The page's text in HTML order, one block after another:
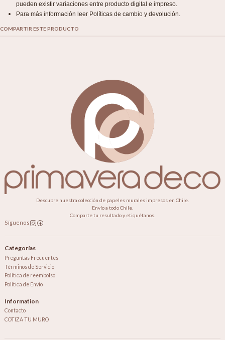
pueden existir variaciones entre producto digital e impreso.
Para más información leer Políticas de cambio y devolución.
COMPARTIR ESTE PRODUCTO
Descubre nuestra colección de papeles murales impresos en Chile.
Envío a todo Chile.
Comparte tu resultado y etiquétanos.
Síguenos
Categorías
Preguntas Frecuentes
Términos de Servicio
Política de reembolso
Política de Envío
Information
Contacto
COTIZA TU MURO